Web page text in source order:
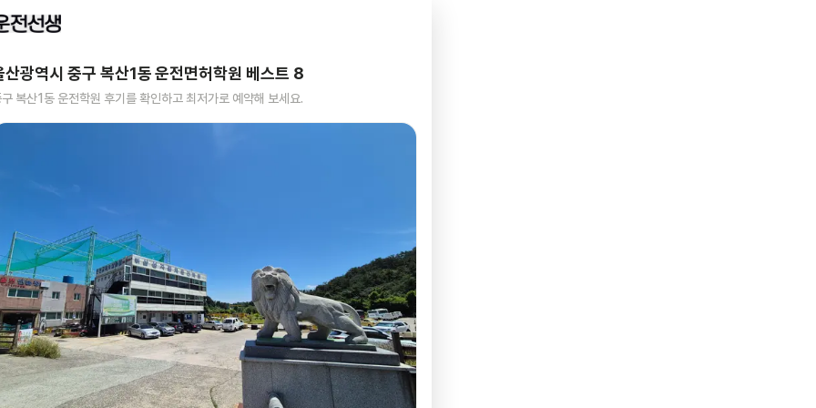
산광역시 중구 복산1동운전면허학원 베스트 8
복산1동 운전학원 후기를 확인하고 최저가로 예약해 보세요.